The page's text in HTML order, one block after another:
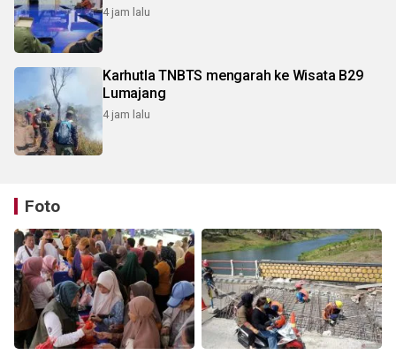
4 jam lalu
Karhutla TNBTS mengarah ke Wisata B29
Lumajang
4 jam lalu
Foto